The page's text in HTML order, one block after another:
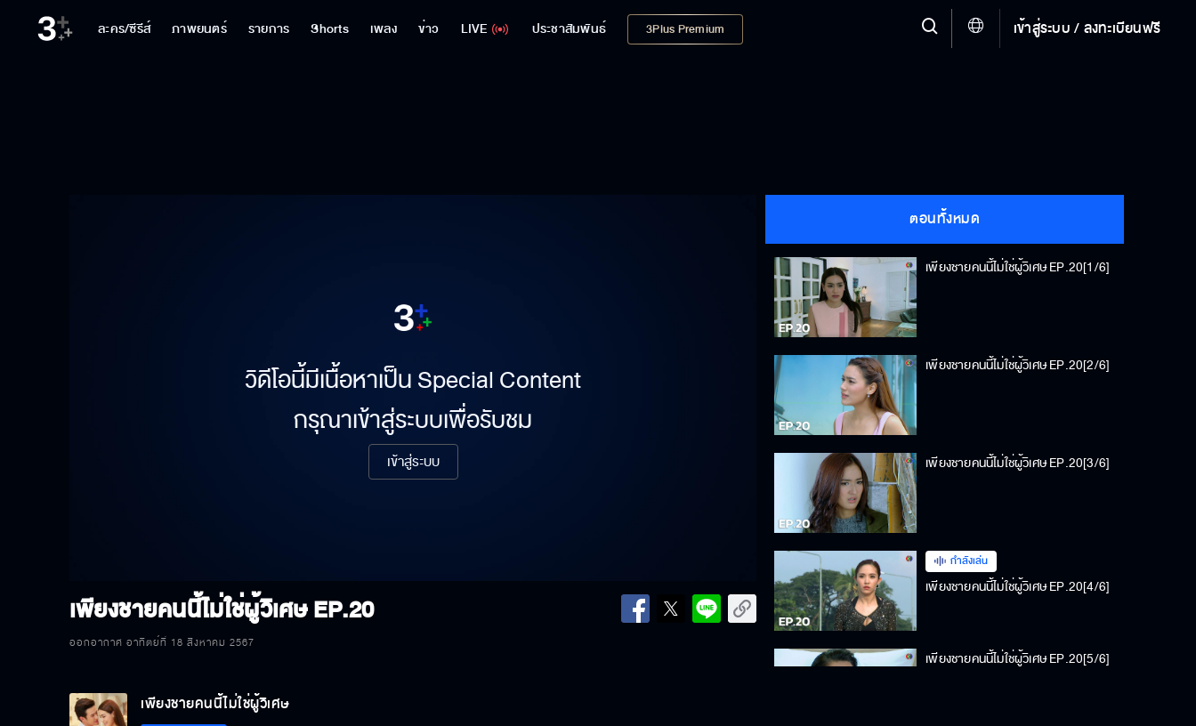
ละคร/ซีรีส์ ภาพยนตร์ รายการ Shorts เพลง ข่าว LIVE ประชาสัมพันธ์ 3Plus Premium เข้าสู่ระบบ / ลงทะเบียนฟรี
วิดีโอนี้มีเนื้อหาเป็น Special Content
กรุณาเข้าสู่ระบบเพื่อรับชม
เข้าสู่ระบบ
เพียงชายคนนี้ไม่ใช่ผู้วิเศษEP.20
ออกอากาศ อาทิตย์ที่ 18 สิงหาคม 2567
ตอนทั้งหมด
เพียงชายคนนี้ไม่ใช่ผู้วิเศษ EP.20[1/6]
เพียงชายคนนี้ไม่ใช่ผู้วิเศษ EP.20[2/6]
เพียงชายคนนี้ไม่ใช่ผู้วิเศษ EP.20[3/6]
กำลังเล่น
เพียงชายคนนี้ไม่ใช่ผู้วิเศษ EP.20[4/6]
เพียงชายคนนี้ไม่ใช่ผู้วิเศษ EP.20[5/6]
เพียงชายคนนี้ไม่ใช่ผู้วิเศษ